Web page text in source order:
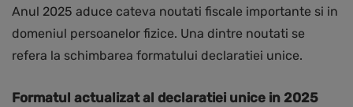
Anul 2025 aduce cateva noutati fiscale importante si in
domeniul persoanelor fizice. Una dintre noutati se
refera la schimbarea formatului declaratiei unice.
Formatul actualizat al declaratiei unice in 2025